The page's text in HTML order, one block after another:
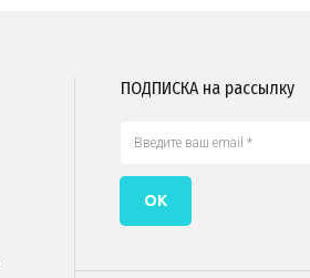
ПОДПИСКА на рассылку
ОК